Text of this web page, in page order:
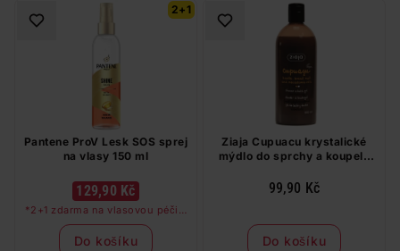
2+1
Pantene ProV Lesk SOS sprej
na vlasy 150 ml
129,90 Kč
*2+1 zdarma na vlasovou péči v
libovolné kombinaci, nejlevnější
produkt zdarma. Neplatí na
Do košíku
Ziaja Cupuacu krystalické
mýdlo do sprchy a koupele
99,90 Kč
Do košíku